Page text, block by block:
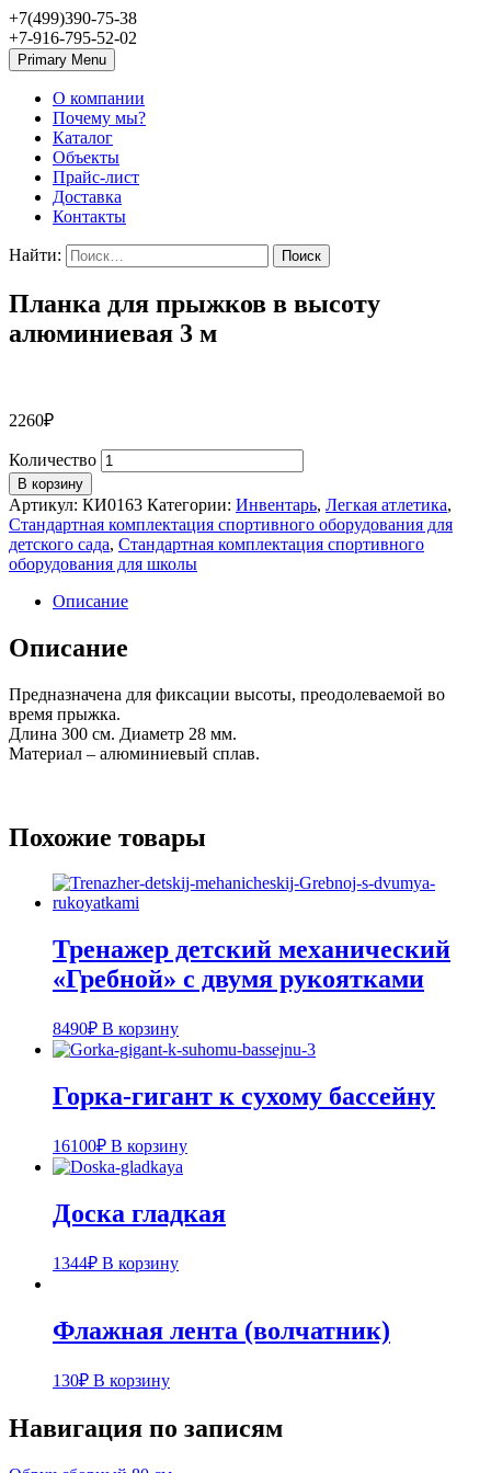
+7(499)390-75-38
+7-916-795-52-02
Primary Menu
О компании
Почему мы?
Каталог
Объекты
Прайс-лист
Доставка
Контакты
Найти:
Планка для прыжков в высоту
алюминиевая 3 м
2260₽
Количество
В корзину
Артикул: КИ0163 Категории: Инвентарь, Легкая атлетика,
Стандартная комплектация спортивного оборудования для
детского сада, Стандартная комплектация спортивного
оборудования для школы
Описание
Описание
Предназначена для фиксации высоты, преодолеваемой во
время прыжка.
Длина 300 см. Диаметр 28 мм.
Материал – алюминиевый сплав.
Похожие товары
Тренажер детский механический
«Гребной» с двумя рукоятками
8490₽ В корзину
Горка-гигант к сухому бассейну
16100₽ В корзину
Доска гладкая
1344₽ В корзину
Флажная лента (волчатник)
130₽ В корзину
Навигация по записям